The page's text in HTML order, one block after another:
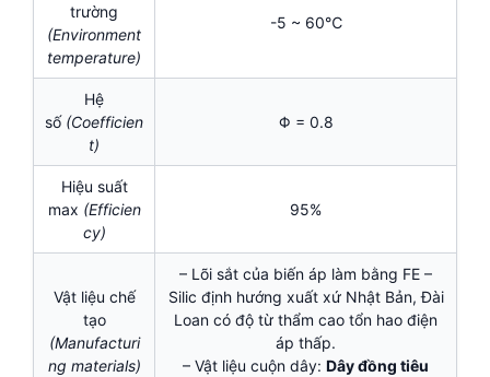
trường
(Environment
temperature)
-5 ~ 60℃
Hệ
số (Coefficien
t)
Φ = 0.8
Hiệu suất
max (Efficien
cy)
95%
Vật liệu chế
tạo
(Manufacturi
ng materials)
– Lõi sắt của biến áp làm bằng FE –
Silic định hướng xuất xứ Nhật Bản, Đài
Loan có độ từ thẩm cao tổn hao điện
áp thấp.
– Vật liệu cuộn dây: Dây đồng tiêu